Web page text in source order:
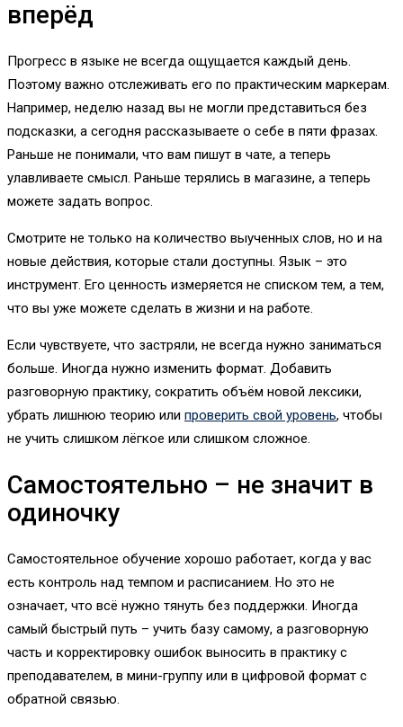
вперёд
Прогресс в языке не всегда ощущается каждый день.
Поэтому важно отслеживать его по практическим маркерам.
Например, неделю назад вы не могли представиться без
подсказки, а сегодня рассказываете о себе в пяти фразах.
Раньше не понимали, что вам пишут в чате, а теперь
улавливаете смысл. Раньше терялись в магазине, а теперь
можете задать вопрос.
Смотрите не только на количество выученных слов, но и на
новые действия, которые стали доступны. Язык – это
инструмент. Его ценность измеряется не списком тем, а тем,
что вы уже можете сделать в жизни и на работе.
Если чувствуете, что застряли, не всегда нужно заниматься
больше. Иногда нужно изменить формат. Добавить
разговорную практику, сократить объём новой лексики,
убрать лишнюю теорию или проверить свой уровень, чтобы
не учить слишком лёгкое или слишком сложное.
Самостоятельно – не значит в
одиночку
Самостоятельное обучение хорошо работает, когда у вас
есть контроль над темпом и расписанием. Но это не
означает, что всё нужно тянуть без поддержки. Иногда
самый быстрый путь – учить базу самому, а разговорную
часть и корректировку ошибок выносить в практику с
преподавателем, в мини-группу или в цифровой формат с
обратной связью.